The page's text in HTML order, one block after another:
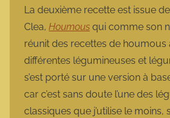
La deuxième recette est issue
Clea, Houmous qui comme son
réunit des recettes de houmous
différentes légumineuses et
s’est porté sur une version à
car c’est sans doute l’une des
classiques que j’utilise le moins,